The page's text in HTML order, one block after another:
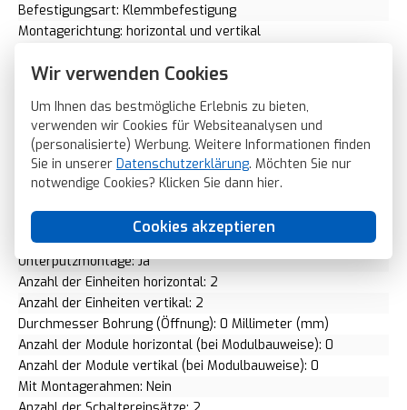
Wir verwenden Cookies
Um Ihnen das bestmögliche Erlebnis zu bieten,
verwenden wir Cookies für Websiteanalysen und
(personalisierte) Werbung. Weitere Informationen finden
Sie in unserer Datenschutzerklärung. Möchten Sie nur
notwendige Cookies? Klicken Sie dann hier.
Cookies akzeptieren
Befestigungsart: Klemmbefestigung
Montagerichtung: horizontal und vertikal
Schlagfestigkeit: IK05
Geeignet für Unterflurkanaldose: Nein
Transparent: Nein
Ausführung der Oberfläche: matt
Geeignet für Geräteeinbaukanal: Ja
Flächenbündige Ausführung: Nein
Geeignet für Einbauinstallation: Ja
Unterputzmontage: Ja
Anzahl der Einheiten horizontal: 2
Anzahl der Einheiten vertikal: 2
Durchmesser Bohrung (Öffnung): 0 Millimeter (mm)
Anzahl der Module horizontal (bei Modulbauweise): 0
Anzahl der Module vertikal (bei Modulbauweise): 0
Mit Montagerahmen: Nein